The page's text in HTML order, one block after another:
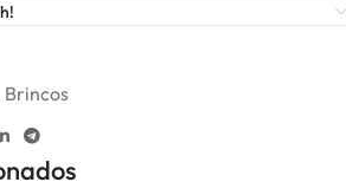
Brincos